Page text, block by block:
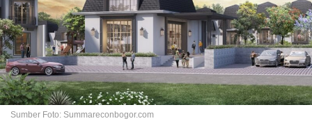
Sumber Foto: Summareconbogor.com